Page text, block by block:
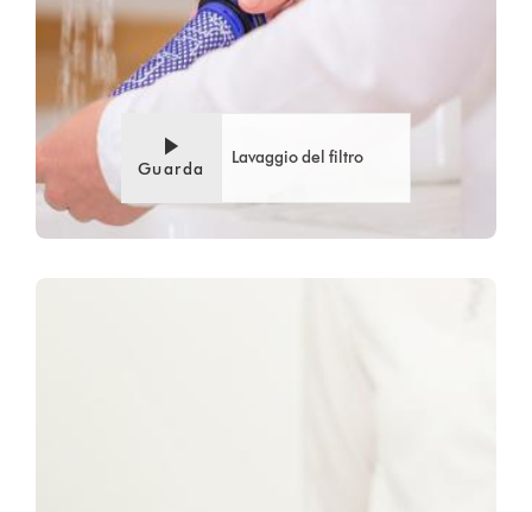
Guarda
Lavaggio del filtro